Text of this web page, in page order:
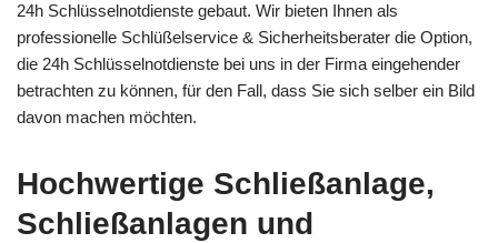
24h Schlüsselnotdienste gebaut. Wir bieten Ihnen als
professionelle Schlüßelservice & Sicherheitsberater die Option,
die 24h Schlüsselnotdienste bei uns in der Firma eingehender
betrachten zu können, für den Fall, dass Sie sich selber ein Bild
davon machen möchten.
Hochwertige Schließanlage,
Schließanlagen und